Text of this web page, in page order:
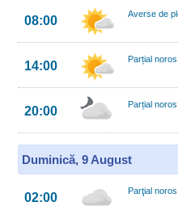
08:00 Averse de
14:00 Parțial noros
20:00 Parțial noros
Duminică, 9 August
02:00 Parţial noros